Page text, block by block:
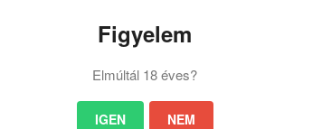
Figyelem
Elmúltál 18 éves?
IGEN NEM